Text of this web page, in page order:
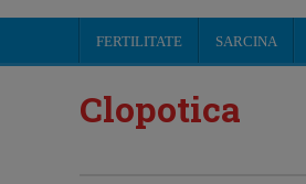
FERTILITATE SARCINA
Clopotica